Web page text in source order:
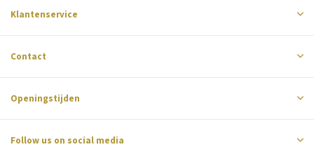
Klantenservice
Contact
Openingstijden
Follow us on social media